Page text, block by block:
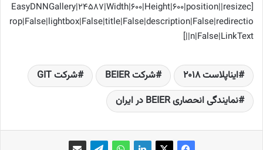
[EasyDNNGallery|24587|Width|600|Height|600|position||resizec
rop|False|lightbox|False|title|False|description|False|redirectio
n|False|LinkText||]
ایناپلاست 2018 شرکت BEIER
شرکت GIT
نمایندگی انحصاری BEIER در ایران